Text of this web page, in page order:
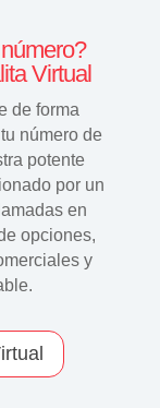
Virtual
de forma
número de
potente
por un
en
opciones,
y